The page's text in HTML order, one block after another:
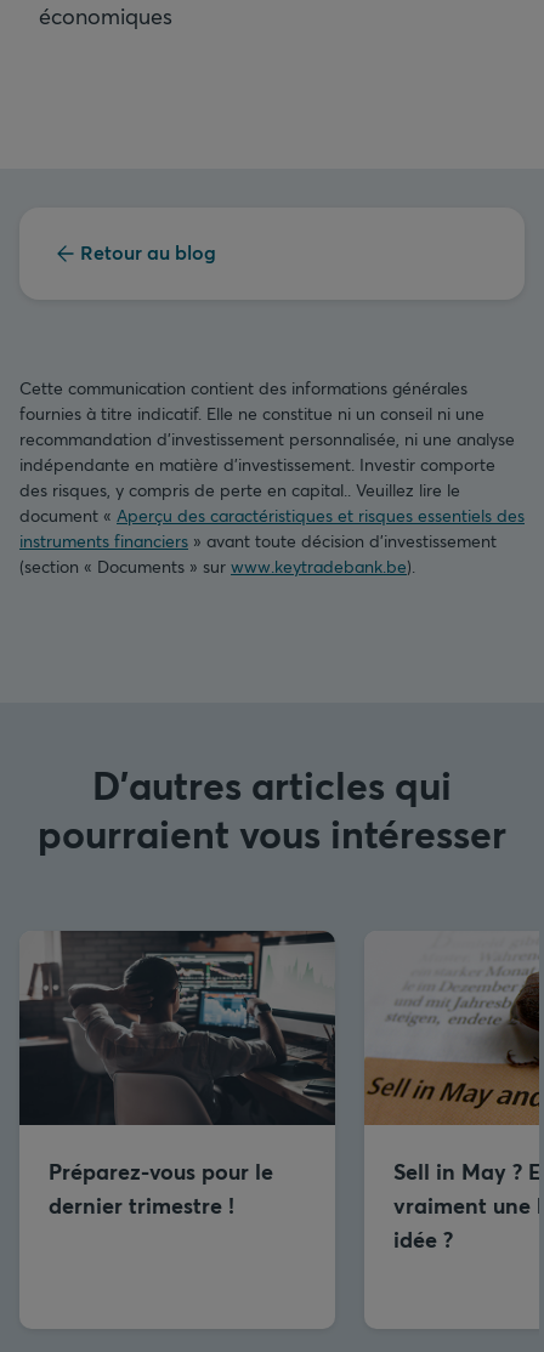
économiques
Retour au blog
Cette communication contient des informations générales
fournies à titre indicatif. Elle ne constitue ni un conseil ni une
recommandation d’investissement personnalisée, ni une analyse
indépendante en matière d’investissement. Investir comporte
des risques, y compris de perte en capital.. Veuillez lire le
document « Aperçu des caractéristiques et risques essentiels des
instruments financiers » avant toute décision d’investissement
(section « Documents » sur www.keytradebank.be).
D'autres articles qui
pourraient vous intéresser
Préparez-vous pour le
dernier trimestre !
Sell in May ?
vraiment une
idée ?